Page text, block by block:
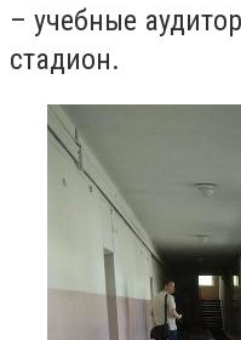
– учебные
стадион.